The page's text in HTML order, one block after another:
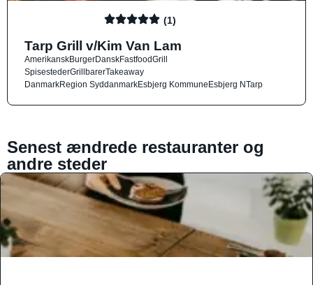
(1)
Tarp Grill v/Kim Van Lam
AmerikanskBurgerDanskFastfoodGrill
SpisestederGrillbarerTakeaway
DanmarkRegion SyddanmarkEsbjerg KommuneEsbjerg NTarp
Senest ændrede restauranter og
andre steder